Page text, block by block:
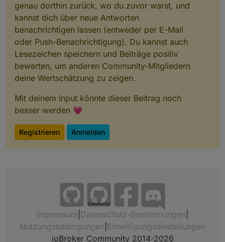
genau dorthin zurück, wo du zuvor warst, und
kannst dich über neue Antworten
benachrichtigen lassen (entweder per E-Mail
oder Push-Benachrichtigung). Du kannst auch
Lesezeichen speichern und Beiträge positiv
bewerten, um anderen Community-Mitgliedern
deine Wertschätzung zu zeigen.
Mit deinem Input könnte dieser Beitrag noch
besser werden 💗
Registrieren Anmelden
Community
Impressum Datenschutz-Bestimmungen
Nutzungsbedingungen Einwilligungseinstellungen
ioBroker Community 2014-2026